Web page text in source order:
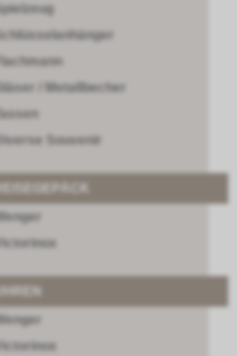
Spielzeug
Schlüsselanhänger
Flachmann
Gläser / Metallbecher
Tassen
Diverse Souvenir
REISEGEPÄCK
Wenger
Victorinox
Wenger
Victorinox